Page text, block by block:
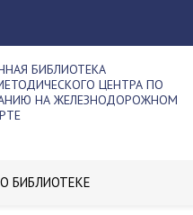
БИБЛИОТЕКА
ЦЕНТРА ПО
НА ЖЕЛЕЗНОДОРОЖНОМ
О БИБЛИОТЕКЕ